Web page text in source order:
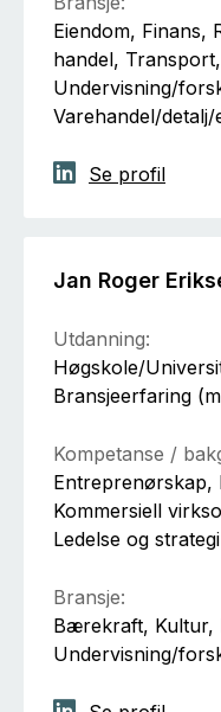
Eiendom, Finans,
handel, Transport,
Undervisning/
Varehandel/detalj/
Se profil
Jan Roger
Utdanning:
Høgskole/
Bransjeerfaring
Kompetanse /
Entreprenørskap,
Kommersiell
Ledelse og strategi
Bransje:
Bærekraft, Kultur,
Undervisning/